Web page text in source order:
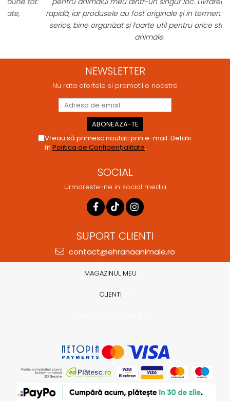
rapidă, iar produsele au fost originale și în termen. Magazin
serios, bine organizat și foarte util pentru orice stăpân de
NEWSLETTER
Nu rata ofertele si promotiile noastre
Vreau să primesc noutati prin e-mail. Detalii
în Politica de Confidențialitate.
SOCIAL
Urmareste-ne in social media
SUPORT CLIENTI
contact@ehranaanimale.ro
MAGAZINUL MEU
CLIENTI